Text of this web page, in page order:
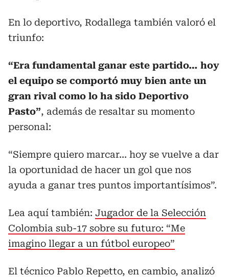
En lo deportivo, Rodallega también valoró el
triunfo:
“Era fundamental ganar este partido… hoy
el equipo se comportó muy bien ante un
gran rival como lo ha sido Deportivo
Pasto”, además de resaltar su momento
personal:
“Siempre quiero marcar… hoy se vuelve a dar
la oportunidad de hacer un gol que nos
ayuda a ganar tres puntos importantísimos”.
Lea aquí también: Jugador de la Selección
Colombia sub-17 sobre su futuro: “Me
imagino llegar a un fútbol europeo”
El técnico Pablo Repetto, en cambio, analizó